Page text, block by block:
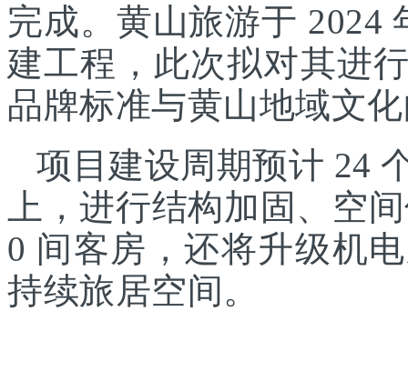
完成。黄山旅游于 2024
建工程，此次拟对其进
品牌标准与黄山地域文
项目建设周期预计 24
上，进行结构加固、空
0 间客房，还将升级机
持续旅居空间。